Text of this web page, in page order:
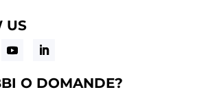
US
O DOMANDE?